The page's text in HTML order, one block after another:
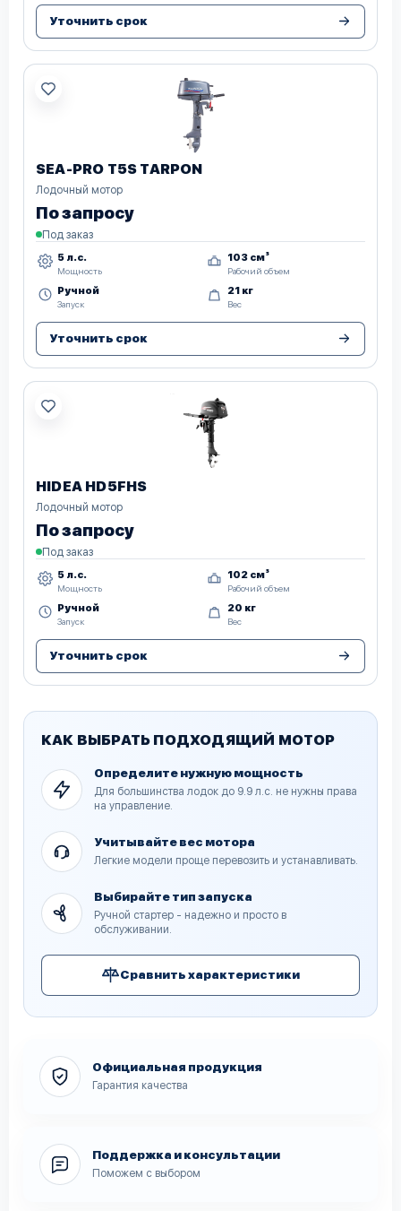
Уточнить срок
SEA-PRO T5S TARPON
Лодочный мотор
По запросу
Под заказ
5 л.с.
Мощность
103 см³
Рабочий объем
Ручной
Запуск
21 кг
Вес
Уточнить срок
HIDEA HD5FHS
Лодочный мотор
По запросу
Под заказ
5 л.с.
Мощность
102 см³
Рабочий объем
Ручной
Запуск
20 кг
Вес
Уточнить срок
КАК ВЫБРАТЬ ПОДХОДЯЩИЙ МОТОР
Определите нужную мощность
Для большинства лодок до 9.9 л.с. не нужны права
на управление.
Учитывайте вес мотора
Легкие модели проще перевозить и устанавливать.
Выбирайте тип запуска
Ручной стартер - надежно и просто в
обслуживании.
Сравнить характеристики
Официальная продукция
Гарантия качества
Поддержка и консультации
Поможем с выбором